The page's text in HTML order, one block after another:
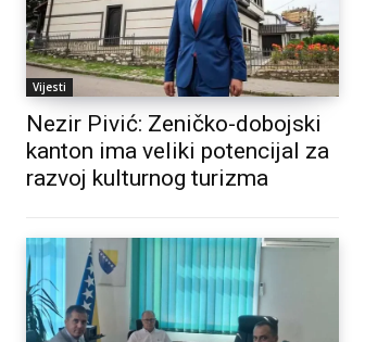
Vijesti
Nezir Pivić: Zeničko-dobojski
kanton ima veliki potencijal za
razvoj kulturnog turizma